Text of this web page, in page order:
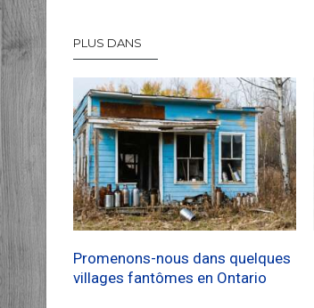
PLUS DANS
Promenons-nous dans quelques
villages fantômes en Ontario